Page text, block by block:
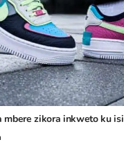
mbere zikora inkweto ku isi